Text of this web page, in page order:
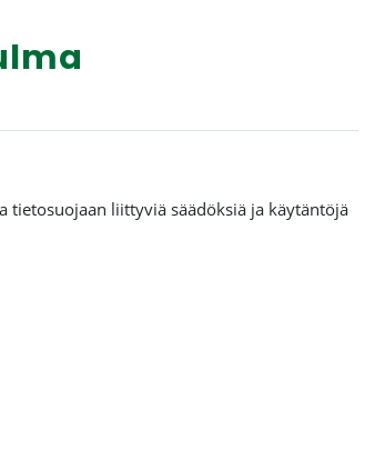
tietosuojaan liittyviä säädöksiä ja käytäntöjä